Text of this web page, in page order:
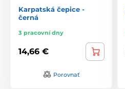
Karpatská čepice -
černá
3 pracovní dny
14,66 €
Porovnať